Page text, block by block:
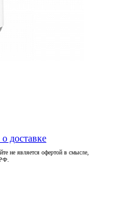
доставке
не является офертой в смысле,